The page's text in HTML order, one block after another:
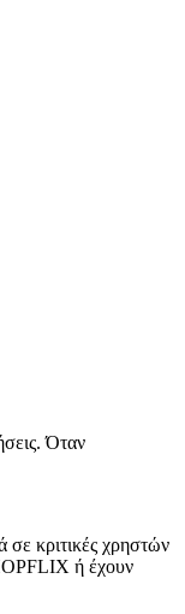
Όταν
σε κριτικές χρηστών
ή έχουν